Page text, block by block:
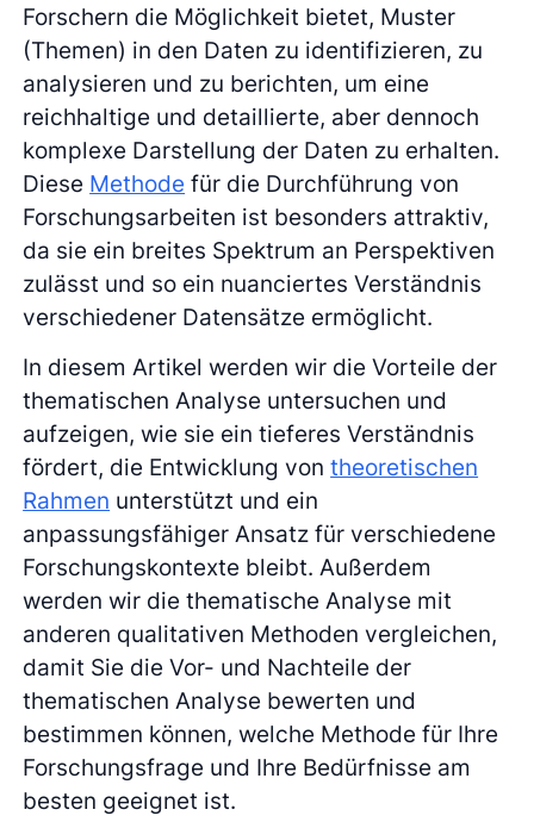
Forschern die Möglichkeit bietet, Muster
(Themen) in den Daten zu identifizieren, zu
analysieren und zu berichten, um eine
reichhaltige und detaillierte, aber dennoch
komplexe Darstellung der Daten zu erhalten.
Diese Methode für die Durchführung von
Forschungsarbeiten ist besonders attraktiv,
da sie ein breites Spektrum an Perspektiven
zulässt und so ein nuanciertes Verständnis
verschiedener Datensätze ermöglicht.
In diesem Artikel werden wir die Vorteile der
thematischen Analyse untersuchen und
aufzeigen, wie sie ein tieferes Verständnis
fördert, die Entwicklung vontheoretischen
Rahmen unterstützt und ein
anpassungsfähiger Ansatz für verschiedene
Forschungskontexte bleibt. Außerdem
werden wir die thematische Analyse mit
anderen qualitativen Methoden vergleichen,
damit Sie die Vor- und Nachteile der
thematischen Analyse bewerten und
bestimmen können, welche Methode für Ihre
Forschungsfrage und Ihre Bedürfnisse am
besten geeignet ist.